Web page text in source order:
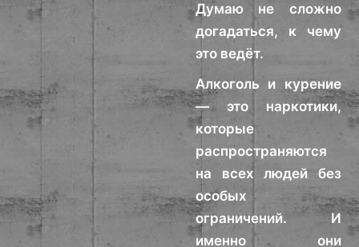
Думаю не сложно
догадаться, к чему
это ведёт.
Алкоголь и курение
— это наркотики,
которые
распространяются
на всех людей без
особых
ограничений. И
именно они